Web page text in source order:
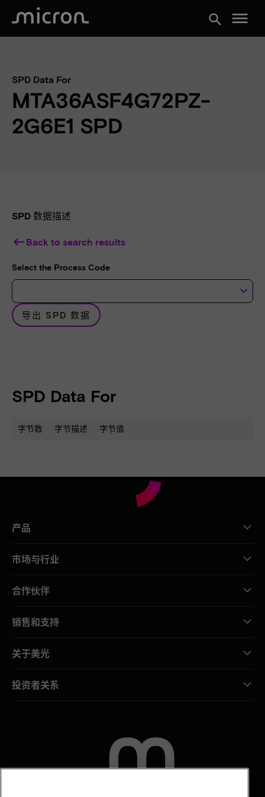
search menu
SPD Data For
MTA36ASF4G72PZ-
2G6E1 SPD
SPD 数据描述
keyboard_backspace Back to search results
Select the Process Code
keyboard_arrow_down
导出 SPD 数据
SPD Data For
字节数 字节描述 字节值
产品
市场与行业
合作伙伴
销售和支持
关于美光
投资者关系